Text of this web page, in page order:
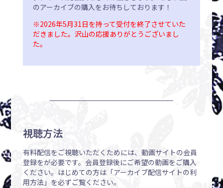
のアーカイブの購入をお待ちしております！
※2026年5月31日を持って受付を終了させていた
だきました。沢山の応援ありがとうございまし
た。
視聴方法
有料配信をご視聴いただくためには、動画サイトの会員
登録をが必要です。会員登録後にご希望の動画をご購入
ください。はじめての方は「アーカイブ配信サイトの利
用方法」を必ずご覧ください。